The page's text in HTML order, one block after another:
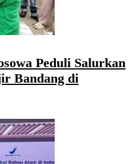
Peduli Salurkan
Bandang di